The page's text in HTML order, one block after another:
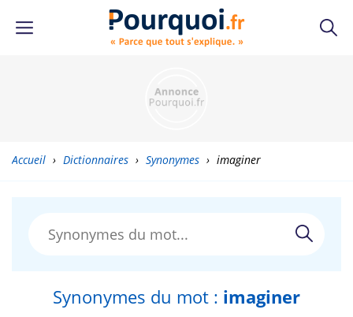
Accueil › Dictionnaires › Synonymes › imaginer
Synonymes du mot : imaginer